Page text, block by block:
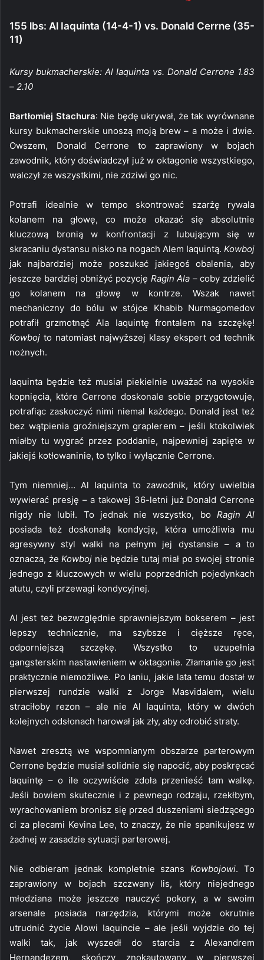
155 lbs: Al Iaquinta (14-4-1) vs. Donald Cerrne (35-
11)
Kursy bukmacherskie: Al Iaquinta vs. Donald Cerrone 1.83
– 2.10
Bartłomiej Stachura: Nie będę ukrywał, że tak wyrównane
kursy bukmacherskie unoszą moją brew – a może i dwie.
Owszem, Donald Cerrone to zaprawiony w bojach
zawodnik, który doświadczył już w oktagonie wszystkiego,
walczył ze wszystkimi, nie zdziwi go nic.
Potrafi idealnie w tempo skontrować szarżę rywala
kolanem na głowę, co może okazać się absolutnie
kluczową bronią w konfrontacji z lubującym się w
skracaniu dystansu nisko na nogach Alem Iaquintą. Kowboj
jak najbardziej może poszukać jakiegoś obalenia, aby
jeszcze bardziej obniżyć pozycję Ragin Ala – coby zdzielić
go kolanem na głowę w kontrze. Wszak nawet
mechaniczny do bólu w stójce Khabib Nurmagomedov
potrafił grzmotnąć Ala Iaquintę frontalem na szczękę!
Kowboj to natomiast najwyższej klasy ekspert od technik
nożnych.
Iaquinta będzie też musiał piekielnie uważać na wysokie
kopnięcia, które Cerrone doskonale sobie przygotowuje,
potrafiąc zaskoczyć nimi niemal każdego. Donald jest też
bez wątpienia groźniejszym graplerem – jeśli ktokolwiek
miałby tu wygrać przez poddanie, najpewniej zapięte w
jakiejś kotłowaninie, to tylko i wyłącznie Cerrone.
Tym niemniej… Al Iaquinta to zawodnik, który uwielbia
wywierać presję – a takowej 36-letni już Donald Cerrone
nigdy nie lubił. To jednak nie wszystko, bo Ragin Al
posiada też doskonałą kondycję, która umożliwia mu
agresywny styl walki na pełnym jej dystansie – a to
oznacza, żeKowboj nie będzie tutaj miał po swojej stronie
jednego z kluczowych w wielu poprzednich pojedynkach
atutu, czyli przewagi kondycyjnej.
Al jest też bezwzględnie sprawniejszym bokserem – jest
lepszy technicznie, ma szybsze i cięższe ręce,
odporniejszą szczękę. Wszystko to uzupełnia
gangsterskim nastawieniem w oktagonie. Złamanie go jest
praktycznie niemożliwe. Po laniu, jakie lata temu dostał w
pierwszej rundzie walki z Jorge Masvidalem, wielu
straciłoby rezon – ale nie Al Iaquinta, który w dwóch
kolejnych odsłonach harował jak zły, aby odrobić straty.
Nawet zresztą we wspomnianym obszarze parterowym
Cerrone będzie musiał solidnie się napocić, aby poskręcać
Iaquintę – o ile oczywiście zdoła przenieść tam walkę.
Jeśli bowiem skutecznie i z pewnego rodzaju, rzekłbym,
wyrachowaniem bronisz się przed duszeniami siedzącego
ci za plecami Kevina Lee, to znaczy, że nie spanikujesz w
żadnej w zasadzie sytuacji parterowej.
Nie odbieram jednak kompletnie szansKowbojowi. To
zaprawiony w bojach szczwany lis, który niejednego
młodziana może jeszcze nauczyć pokory, a w swoim
arsenale posiada narzędzia, którymi może okrutnie
utrudnić życie Alowi Iaquincie – ale jeśli wyjdzie do tej
walki tak, jak wyszedł do starcia z Alexandrem
Hernandezem, skończy znokautowany w pierwszej